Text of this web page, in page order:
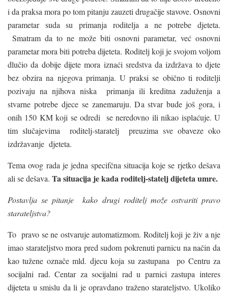
i da praksa mora po tom pitanju zauzeti drugačije stavove. Osnovni
parametar suda su primanja roditelja a ne potrebe djeteta.
Smatram da to ne može biti osnovni parametar, već osnovni
parametar mora biti potreba dijeteta. Roditelj koji je svojom voljom
dlučio da dobije dijete mora iznaći sredstva da izdržava to djete
bez obzira na njegova primanja. U praksi se obično ti roditelji
pozivaju na njihova niska primanja ili kreditna zaduženja a
stvarne potrebe djece se zanemaruju. Da stvar bude još gora, i
onih 150 KM koji se odredi se neredovno ili nikao isplaćuje. U
tim slučajevima roditelj-staratelj preuzima sve obaveze oko
izdržavanje djeteta.
Tema ovog rada je jedna specifčna situacija koje se rjetko dešava
ali se dešava. Ta situacija je kada roditelj-statelj dijeteta umre.
Postavlja se pitanje kako drugi roditelj može ostvariti pravo
starateljstva?
To pravo se ne ostvaruje automatizmom. Roditelj koji je živ a nje
imao starateljstvo mora pred sudom pokrenuti parnicu na način da
kao tužene označe mld. djecu koja su zastupana po Centru za
socijalni rad. Centar za socijalni rad u parnici zastupa interes
dijeteta u smislu da li je opravdano traženo starateljstvo. Ukoliko